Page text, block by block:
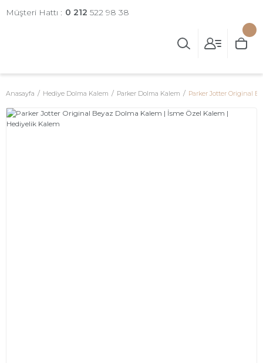
Müşteri Hattı : 0 212 522 98 38
Anasayfa Hediye Dolma Kalem Parker Dolma Kalem Parker Jotter Original